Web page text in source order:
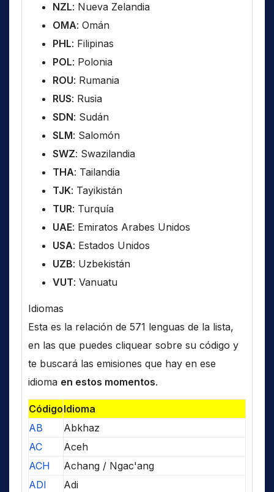
NZL: Nueva Zelandia
OMA: Omán
PHL: Filipinas
POL: Polonia
ROU: Rumania
RUS: Rusia
SDN: Sudán
SLM: Salomón
SWZ: Swazilandia
THA: Tailandia
TJK: Tayikistán
TUR: Turquía
UAE: Emiratos Arabes Unidos
USA: Estados Unidos
UZB: Uzbekistán
VUT: Vanuatu
Idiomas
Esta es la relación de 571 lenguas de la lista,
en las que puedes cliquear sobre su código y
te buscará las emisiones que hay en ese
idioma en estos momentos.
CódigoIdioma
AB
Abkhaz
AC
Aceh
ACH
Achang / Ngac'ang
ADI
Adi